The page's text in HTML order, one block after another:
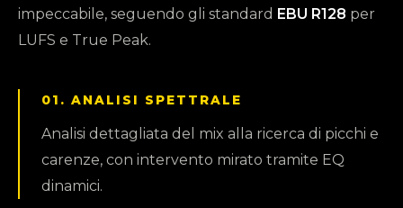
impeccabile, seguendo gli standard EBU R128 per
LUFS e True Peak.
01. ANALISI SPETTRALE
Analisi dettagliata del mix alla ricerca di picchi e
carenze, con intervento mirato tramite EQ
dinamici.